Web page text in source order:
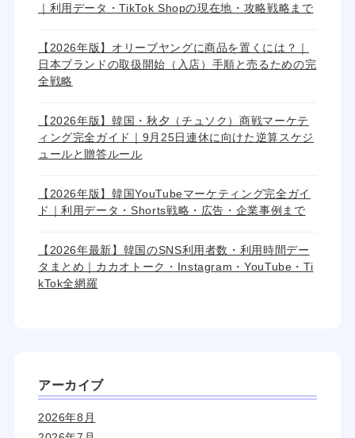
｜利用データ・TikTok Shopの現在地・攻略戦略まで
【2026年版】オリーブヤングに商品を置くには？｜
日本ブランドの取扱開始（入店）手順と売るための完
全戦略
【2026年版】韓国・秋夕（チュソク）商戦マーケテ
ィング完全ガイド｜9月25日連休に向けた逆算スケジ
ュールと贈答ルール
【2026年版】韓国YouTubeマーケティング完全ガイ
ド｜利用データ・Shorts戦略・広告・企業事例まで
【2026年最新】韓国のSNS利用者数・利用時間デー
タまとめ｜カカオトーク・Instagram・YouTube・Ti
kTok全網羅
アーカイブ
2026年8月